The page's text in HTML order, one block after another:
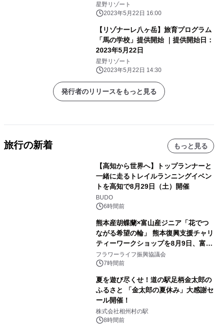
2023年6月1日～8月31日
星野リゾート
2023年5月22日 16:00
【リゾナーレ八ヶ岳】旅育プログラム
「馬の学校」提供開始 ｜提供開始日：
2023年5月22日
星野リゾート
2023年5月22日 14:30
発行者のリリースをもっと見る
旅行の新着 もっと見る
【高知から世界へ】トップランナーと
一緒に走るトレイルランニングイベン
トを高知で8月29日（土）開催
BUDO
6時間前
熊本産胡蝶蘭×富山産ジニア「花でつ
ながる希望の輪」 熊本復興支援チャリ
ティーワークショップを8月9日、富
山・射水で開催
フラワーライフ振興協議会
7時間前
夏を遊び尽くせ！道の駅足柄金太郎の
ふるさと 「金太郎の夏休み」大感謝セ
ール開催！
株式会社相州村の駅
8時間前